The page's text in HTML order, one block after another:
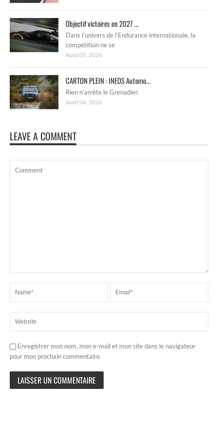
Objectif victoires en 2027 ...
Dans l’univers de l’Endurance internationale, la
compétition ne se
Août 05, 2026
CARTON PLEIN : INEOS Automo...
Rien n’arrête le Grenadier.
Août 04, 2026
LEAVE A COMMENT
Enregistrer mon nom, mon e-mail et mon site dans le navigateur
pour mon prochain commentaire.